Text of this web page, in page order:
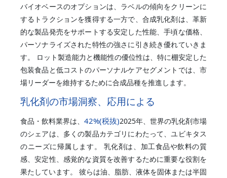
バイオベースのオプションは、ラベルの傾向をクリーンに
するトラクションを獲得する一方で、合成乳化剤は、革新
的な製品発売をサポートする安定した性能、手頃な価格、
パーソナライズされた特性の強さに引き続き優れていきま
す。 ロット製造能力と機能性の優位性は、特に棚安定した
包装食品と低コストのパーソナルケアセグメントでは、市
場リーダーを維持するために合成品種を推進します。
乳化剤の市場洞察、応用による
食品・飲料業界は、 42%(税抜)2025年、世界の乳化剤市場
のシェアは、多くの製品カテゴリにわたって、ユビキタス
のニーズに帰属します。 乳化剤は、加工食品や飲料の質
感、安定性、感覚的な資質を改善するために重要な役割を
果たしています。 彼らは油、脂肪、液体を固体または半固